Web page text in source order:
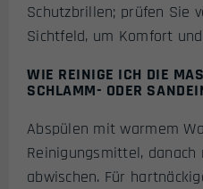
Schutzbrillen; prüfen Sie
Sichtfeld, um Komfort
WIE REINIGE ICH DIE
SCHLAMM- ODER
Abspülen mit warmem
Reinigungsmittel,
abwischen. Für